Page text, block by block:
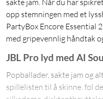
sakte jam. Når du har
opp stemningen med et
PartyBox Encore Essential
med gripevennlig håndtak
JBL Pro lyd med AI
Popballader, sakte jam og
spillelisten til å skinne. føl